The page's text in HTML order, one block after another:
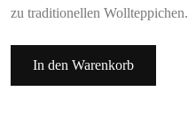
zu traditionellen Wollteppichen.
In den Warenkorb